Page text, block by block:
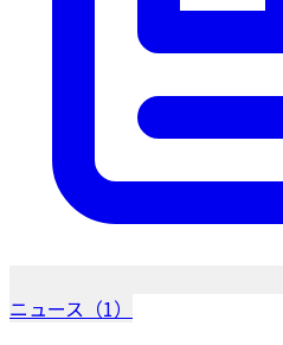
ニュース（1）